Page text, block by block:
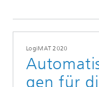
LogiMAT 2020
gen für